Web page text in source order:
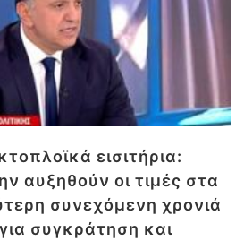
εισιτήρια:
αυξηθούν οι τιμές στα
συνεχόμενη χρονιά
συγκράτηση και